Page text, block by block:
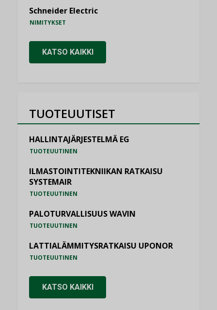
Schneider Electric
NIMITYKSET
KATSO KAIKKI
TUOTEUUTISET
HALLINTAJÄRJESTELMÄ EG
TUOTEUUTINEN
ILMASTOINTITEKNIIKAN RATKAISU
SYSTEMAIR
TUOTEUUTINEN
PALOTURVALLISUUS WAVIN
TUOTEUUTINEN
LATTIALÄMMITYSRATKAISU UPONOR
TUOTEUUTINEN
KATSO KAIKKI